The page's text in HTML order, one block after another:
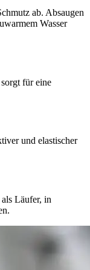
ab. Absaugen
Wasser
für eine
und elastischer
Läufer, in